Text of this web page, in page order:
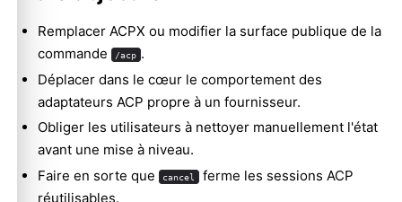
Remplacer ACPX ou modifier la surface publique de la
commande
/acp .
Déplacer dans le cœur le comportement des
adaptateurs ACP propre à un fournisseur.
Obliger les utilisateurs à nettoyer manuellement l'état
avant une mise à niveau.
Faire en sorte que
cancel
ferme les sessions ACP
réutilisables.